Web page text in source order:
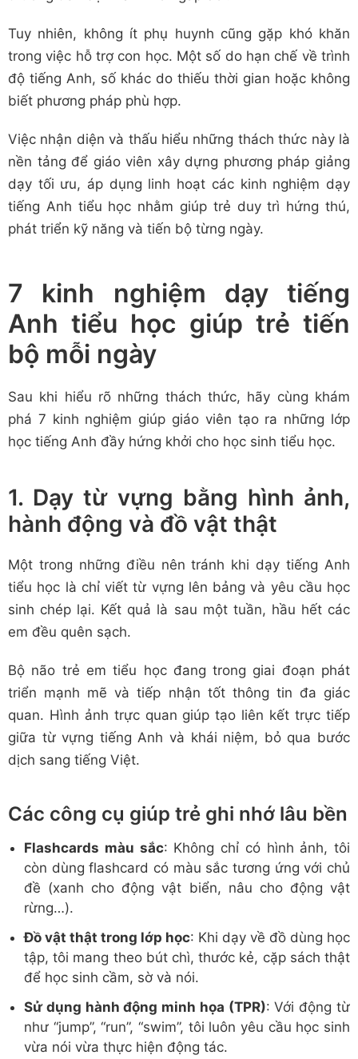
Tuy nhiên, không ít phụ huynh cũng gặp khó khăn
trong việc hỗ trợ con học. Một số do hạn chế về trình
độ tiếng Anh, số khác do thiếu thời gian hoặc không
biết phương pháp phù hợp.
Việc nhận diện và thấu hiểu những thách thức này là
nền tảng để giáo viên xây dựng phương pháp giảng
dạy tối ưu, áp dụng linh hoạt các kinh nghiệm dạy
tiếng Anh tiểu học nhằm giúp trẻ duy trì hứng thú,
phát triển kỹ năng và tiến bộ từng ngày.
7 kinh nghiệm dạy tiếng
Anh tiểu học giúp trẻ tiến
bộ mỗi ngày
Sau khi hiểu rõ những thách thức, hãy cùng khám
phá 7 kinh nghiệm giúp giáo viên tạo ra những lớp
học tiếng Anh đầy hứng khởi cho học sinh tiểu học.
1. Dạy từ vựng bằng hình ảnh,
hành động và đồ vật thật
Một trong những điều nên tránh khi dạy tiếng Anh
tiểu học là chỉ viết từ vựng lên bảng và yêu cầu học
sinh chép lại. Kết quả là sau một tuần, hầu hết các
em đều quên sạch.
Bộ não trẻ em tiểu học đang trong giai đoạn phát
triển mạnh mẽ và tiếp nhận tốt thông tin đa giác
quan. Hình ảnh trực quan giúp tạo liên kết trực tiếp
giữa từ vựng tiếng Anh và khái niệm, bỏ qua bước
dịch sang tiếng Việt.
Các công cụ giúp trẻ ghi nhớ lâu bền
Flashcards màu sắc: Không chỉ có hình ảnh, tôi
còn dùng flashcard có màu sắc tương ứng với chủ
đề (xanh cho động vật biển, nâu cho động vật
rừng…).
Đồ vật thật trong lớp học: Khi dạy về đồ dùng học
tập, tôi mang theo bút chì, thước kẻ, cặp sách thật
để học sinh cầm, sờ và nói.
Sử dụng hành động minh họa (TPR): Với động từ
như “jump”, “run”, “swim”, tôi luôn yêu cầu học sinh
vừa nói vừa thực hiện động tác.